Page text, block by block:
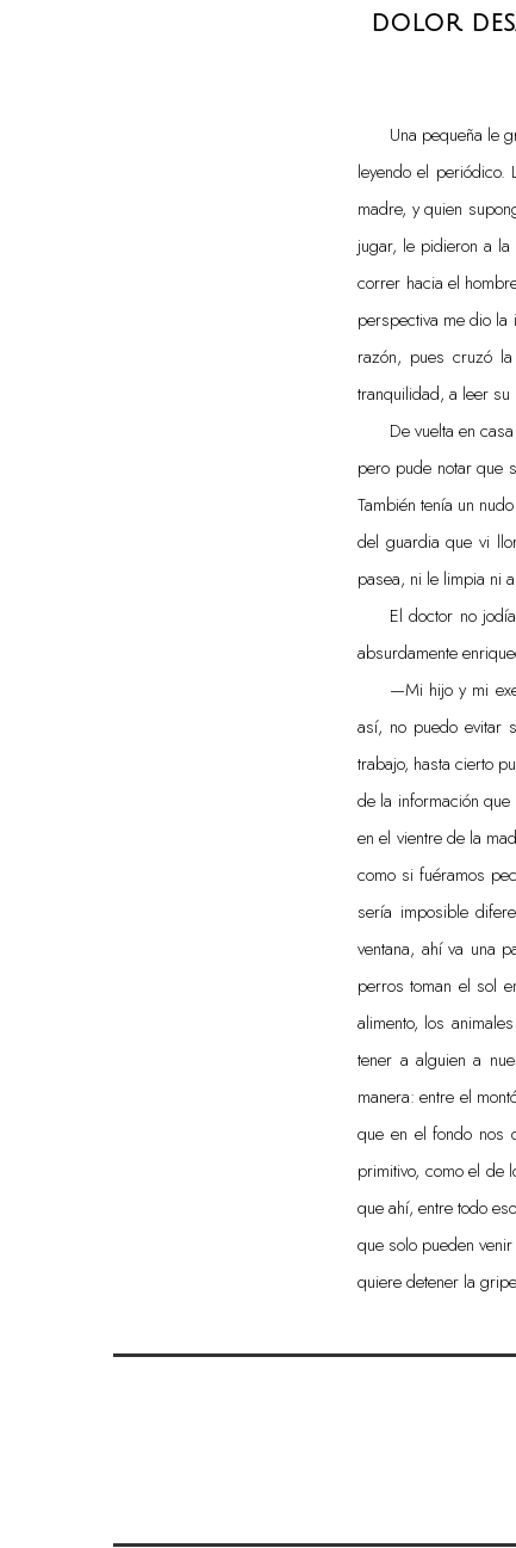
dolor
Una pequeña le
leyendo el
madre, y quien
jugar, le pidieron a
correr hacia el
perspectiva me dio la
razón, pues cruzó
tranquilidad, a leer su
De vuelta en
pero pude notar que
También tenía un
del guardia que vi
pasea, ni le limpia ni
El doctor no
absurdamente
—Mi hijo y mi
así, no puedo evitar
trabajo, hasta cierto
de la información
en el vientre de la
como si fuéramos
sería imposible
ventana, ahí va una
perros toman el sol
alimento, los
tener a alguien a
manera: entre el
que en el fondo nos
primitivo, como el de
que ahí, entre todo
que solo pueden
quiere detener la